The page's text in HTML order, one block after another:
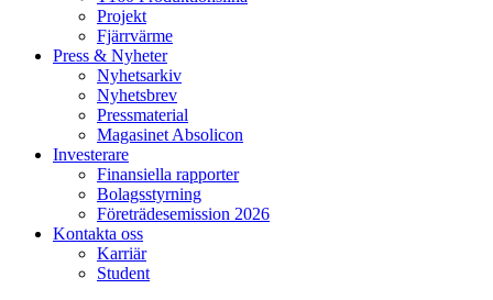
Projekt
Fjärrvärme
Press & Nyheter
Nyhetsarkiv
Nyhetsbrev
Pressmaterial
Magasinet Absolicon
Investerare
Finansiella rapporter
Bolagsstyrning
Företrädesemission 2026
Kontakta oss
Karriär
Student